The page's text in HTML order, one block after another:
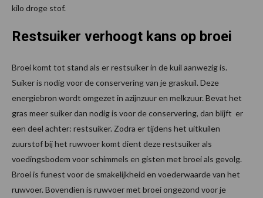
kilo droge stof.
Restsuiker verhoogt kans op broei
Broei komt tot stand als er restsuiker in de kuil aanwezig is.
Suiker is nodig voor de conservering van je graskuil. Deze
energiebron wordt omgezet in azijnzuur en melkzuur. Bevat het
gras meer suiker dan nodig is voor de conservering, dan blijft er
een deel achter: restsuiker. Zodra er tijdens het uitkuilen
zuurstof bij het ruwvoer komt dient deze restsuiker als
voedingsbodem voor schimmels en gisten met broei als gevolg.
Broei is funest voor de smakelijkheid en voederwaarde van het
ruwvoer. Bovendien is ruwvoer met broei ongezond voor je